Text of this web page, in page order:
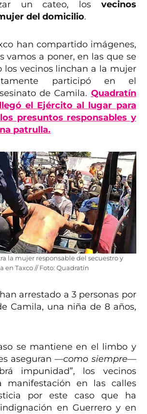
un cateo, los vecinos
del domicilio.
han compartido imágenes,
vamos a poner, en las que se
los vecinos linchan a la mujer
participó en el
de Camila. Quadratín
el Ejército al lugar para
presuntos responsables y
patrulla.
la mujer responsable del secuestro y
en Taxco // Foto: Quadratín
arrestado a 3 personas por
Camila, una niña de 8 años,
se mantiene en el limbo y
aseguran—como siempre—
impunidad”, los vecinos
manifestación en las calles
por este caso que ha
en Guerrero y en